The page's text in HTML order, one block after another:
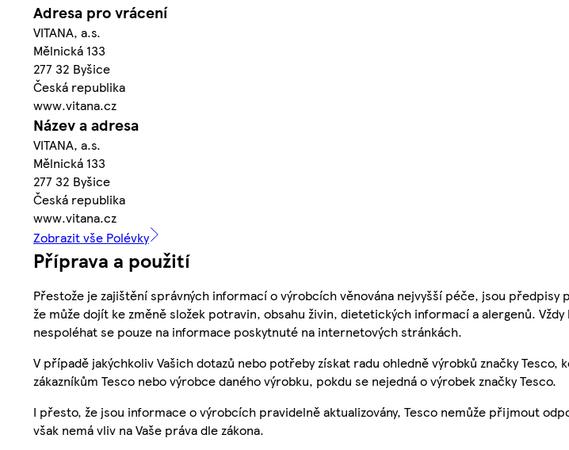
Adresa pro vrácení
VITANA, a.s.
Mělnická 133
277 32 Byšice
Česká republika
www.vitana.cz
Název a adresa
VITANA, a.s.
Mělnická 133
277 32 Byšice
Česká republika
www.vitana.cz
Zobrazit vše Polévky
Příprava a použití
Přestože je zajištění správných informací o výrobcích věnována nejvyšší péče, jsou předpisy
že může dojít ke změně složek potravin, obsahu živin, dietetických informací a alergenů.
nespoléhat se pouze na informace poskytnuté na internetových stránkách.
V případě jakýchkoliv Vašich dotazů nebo potřeby získat radu ohledně výrobků značky
zákazníkům Tesco nebo výrobce daného výrobku, pokdu se nejedná o výrobek značky Tesco.
I přesto, že jsou informace o výrobcích pravidelně aktualizovány, Tesco nemůže přijmout
však nemá vliv na Vaše práva dle zákona.